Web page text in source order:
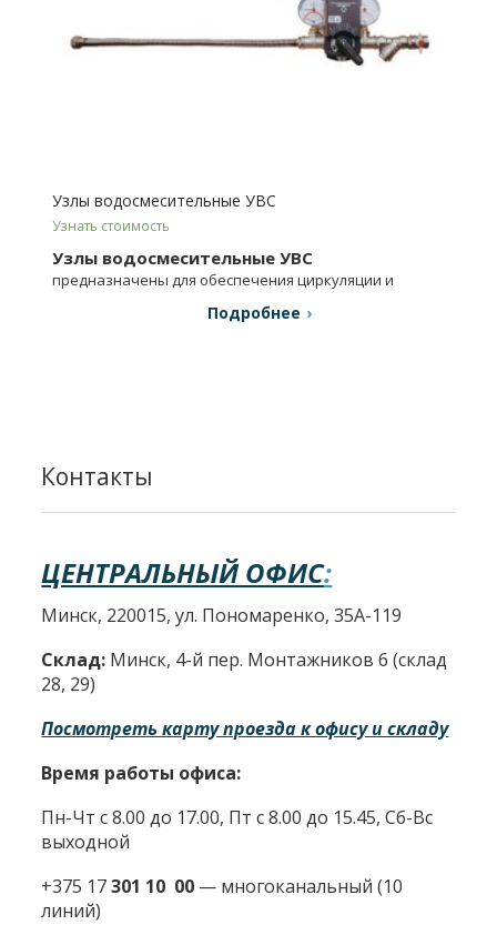
Узлы водосмесительные УВС
Узнать стоимость
Узлы водосмесительные УВС
предназначены для обеспечения циркуляции и
Подробнее
Контакты
ЦЕНТРАЛЬНЫЙ ОФИС:
Минск, 220015, ул. Пономаренко, 35А-119
Склад: Минск, 4-й пер. Монтажников 6 (склад
28, 29)
Посмотреть карту проезда к офису и складу
Время работы офиса:
Пн-Чт с 8.00 до 17.00, Пт с 8.00 до 15.45, Сб-Вс
выходной
+375 17301 10 00 — многоканальный (10
линий)